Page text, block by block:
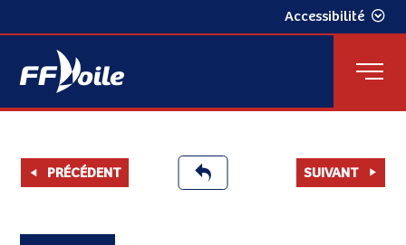
Accessibilité
PRÉCÉDENT SUIVANT